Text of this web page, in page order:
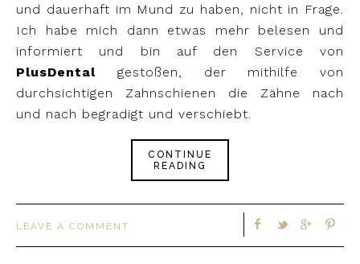
und dauerhaft im Mund zu haben, nicht in Frage.
Ich habe mich dann etwas mehr belesen und
informiert und bin auf den Service von
PlusDental gestoßen, der mithilfe von
durchsichtigen Zahnschienen die Zähne nach
und nach begradigt und verschiebt.
CONTINUE
READING
LEAVE A COMMENT